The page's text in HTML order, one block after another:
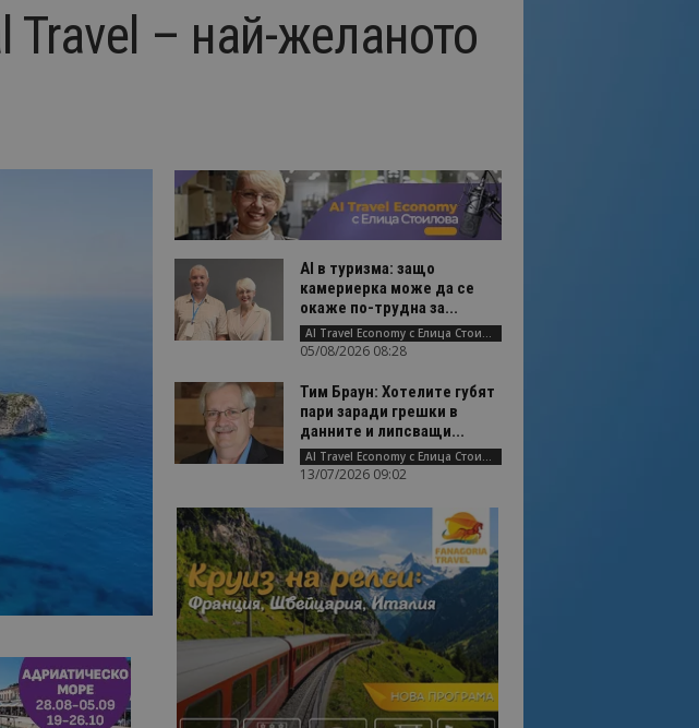
Travel – най-желаното
AI в туризма: защо
камериерка може да се
окаже по-трудна за...
AI Travel Economy с Елица Стоилова
05/08/2026 08:28
Тим Браун: Хотелите губят
пари заради грешки в
данните и липсващи...
AI Travel Economy с Елица Стоилова
13/07/2026 09:02